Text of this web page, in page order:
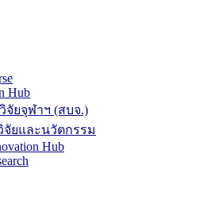
Hub
จัยจุฬาฯ (สบจ.)
จัยและนวัตกรรม
Hub